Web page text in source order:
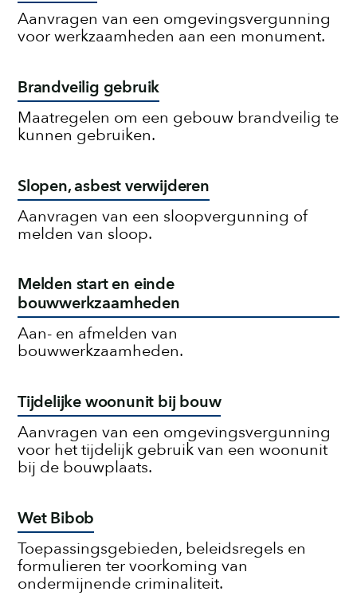
Aanvragen van een omgevingsvergunning
voor werkzaamheden aan een monument.
Brandveilig gebruik
Maatregelen om een gebouw brandveilig te
kunnen gebruiken.
Slopen, asbest verwijderen
Aanvragen van een sloopvergunning of
melden van sloop.
Melden start en einde
bouwwerkzaamheden
Aan- en afmelden van
bouwwerkzaamheden.
Tijdelijke woonunit bij bouw
Aanvragen van een omgevingsvergunning
voor het tijdelijk gebruik van een woonunit
bij de bouwplaats.
Wet Bibob
Toepassingsgebieden, beleidsregels en
formulieren ter voorkoming van
ondermijnende criminaliteit.